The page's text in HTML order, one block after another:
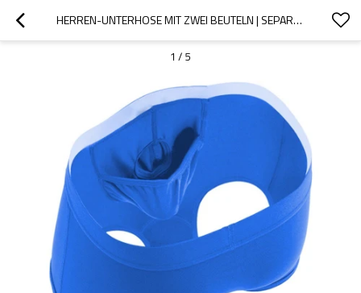
HERREN-UNTERHOSE MIT ZWEI BEUTELN | SEPARATES BEUTEL-DESIGN | BEQUEME PASSFORM
1 / 5